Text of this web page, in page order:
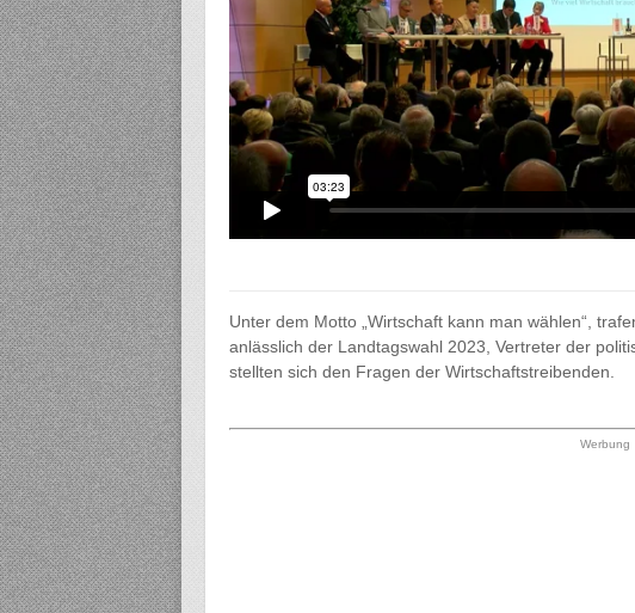
Unter dem Motto „Wirtschaft kann man wählen“,
anlässlich der Landtagswahl 2023, Vertreter der
stellten sich den Fragen der Wirtschaftstreibenden.
Werbung